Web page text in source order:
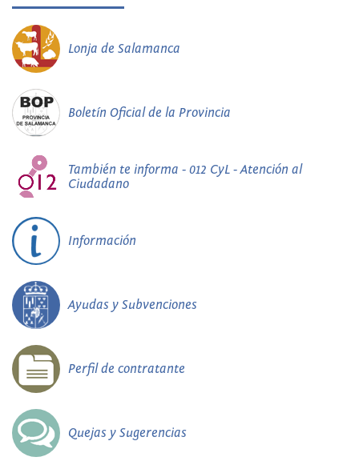
Lonja de Salamanca
Boletín Oficial de la Provincia
También te informa - 012 CyL - Atención al
Ciudadano
Información
Ayudas y Subvenciones
Perfil de contratante
Quejas y Sugerencias